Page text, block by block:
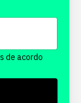
de acordo